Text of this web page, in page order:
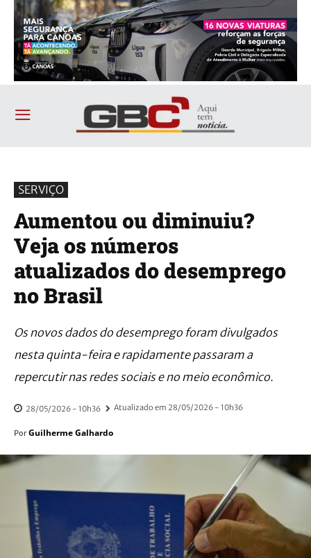
SERVIÇO
Aumentou ou diminuiu?
Veja os números
atualizados do desemprego
no Brasil
Os novos dados do desemprego foram divulgados
nesta quinta-feira e rapidamente passaram a
repercutir nas redes sociais e no meio econômico.
28/05/2026 - 10h36 Atualizado em 28/05/2026 - 10h36
Por Guilherme Galhardo